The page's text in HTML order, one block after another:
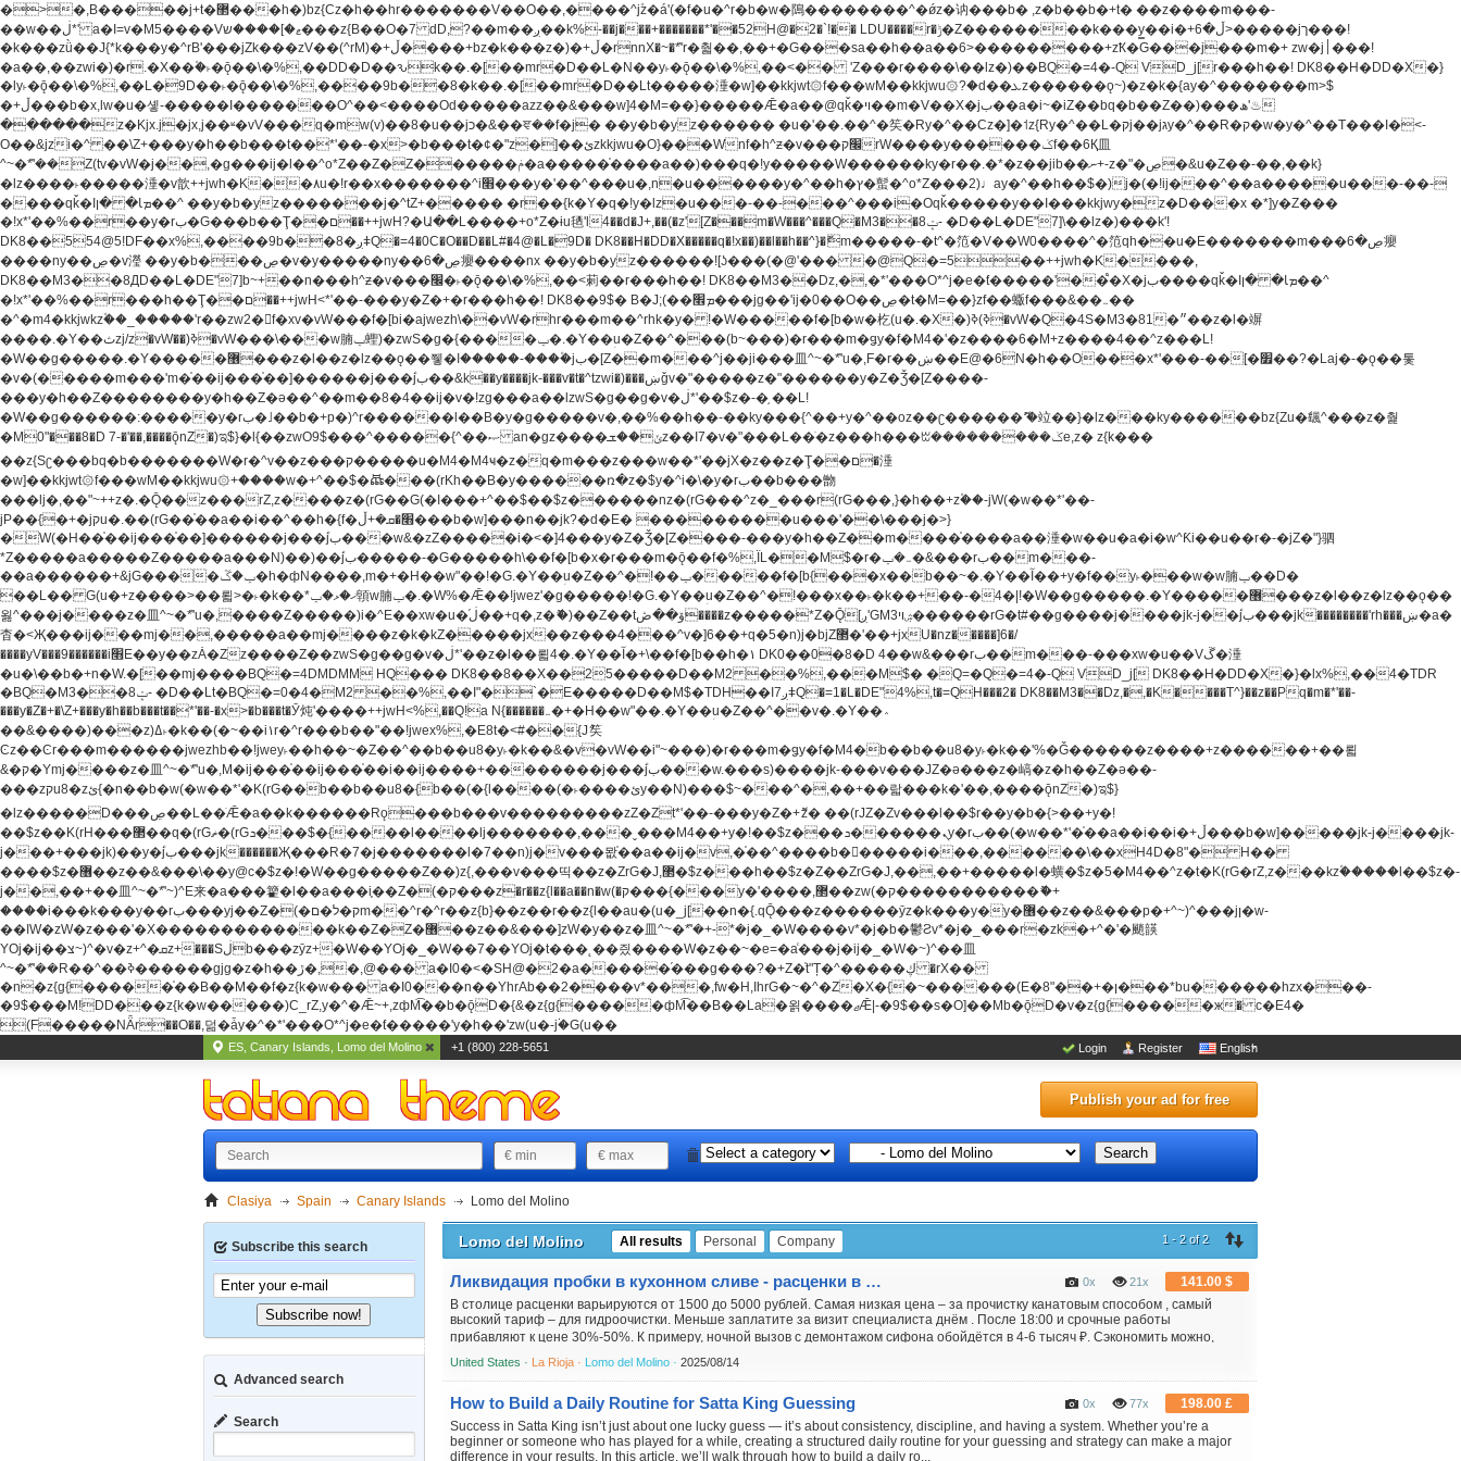
�>�,B�����j+t�޲���h�)bz{Cz�h��hr�������V��O��,����^j۫z�á'(�f�u�^r�b�w�隝��������^�ǿz�讷���b� ,z�b��b�+t� ��z����m���-
��w��ڶ*' a�I=v�M5����Vޱ�]����ש���z{B��O�7 dD,?��m��ږ��k%-��j���+�������*'��52H@�2�`!�� LDU����r�ݱ�Z��������k���y͇��i�+ڵ�6>�����jך���!
�k���zǜ��J{*k���y�^rB'���jZk���zV��(^rM)�+ڵ����+bz�k���z�)�+ڵ�rnnX�~�ܶ*'r�춻��,��+�G���sa��h��a��6>���������+zҞ�G���j���m�+ zw�j׀���!
�a��,��zwi�)�r.�X��۫�˫�ǭ��\�%,��DD�D��ԅk��.�[��mr�D��L�N��y˫�ǭ��\�%,��<�� 'Z���r����\��lz�)��BQ�=4�-Q VD_j[r���h��! DK8��H�DD�X�}
�ly˫�ǭ��\�%,��L�9D��˫�ǭ��\�%,����9b��8�k��.�[��mr�D��Lt�����涶�w]��kkjwt۞f���wM��kkjwu۞?�d��ܥz������ǫ~)�z�k�{ay�^�������m>$
�+ڵ���b�x,lw�u�솋-�����I�������O^��<����Od�����azz��&���w]4�M=��}�����Ǣ�a��@qǩ�ױ��m�V��X�jب��a�i~�iZ��bq�b��Z��)���ھ'♨
������z�Kjx.j�jx,j��ʶ�vV���q�mw(v)��8�u��jכ�&��ਞ��f�j� ��y�b�yz������ �u�'��.��^�笶�Ry�^��Cz�]�˦z{Ry�^��L�קj��jגy�^��R�ק�w�y�^��T���I�<-
O��&jzi�^ ��\Z+���y�h��b���t��*'��-�x>�b���t�¢�"z�]��ئzkkjwu�O}���Wnf�h^ƶ�v���׬קrW����y������ݢf��6Қ⽫
^~�ܶ*'��Z(tv�vW�j��,�g���ij�l��^o*Z��Z�Z������ݥ�a�����֫����a��)���q�!y�����W������ky�r��.�*�z��jib��ނ+-z�"�ڝ�&u�Z��-��,��k}
�lz����˫�����涶�v歆++jwh�K��٨u�!r��x�������^i׫���y�'��^���u�,n�u������y�^��h�ץ�蟚�^o*Z���2)♩ay�^��h��$�)j�(�!ij���^��a�����u���-��-
����qǩ�Iܡا� �ן��^ ��y�b�yz�������j�^tZ+����� �r��{k�Y�q�!y�lz�u���-��-���^���i�Oqǩ�����y��I���kkjwy�z�D���x �*]y�Z���
�!x*'��%��r��y�rب�G���b��Ţ��ם��++jwH?�Ա��L����+o*Z�ɨu毢'l4��d�J+,��(�z'[Z���m�W���^���Q�M3��8ݓ- �D��L�DE"7]\��lz�)���k'!
DK8��554@5!DF��x%,����9b��8�ږǂQ�=4�0C�O��D��L#�4@�L�9D� DK8��H�DD�X�����q�!x��)��l��h��^}�ޮm�����-�t^�笵�V��W0����^�笵qh��u�E�������m���ڝ�6癭
����ny��ڝ�v瀅 ��y�b���ڝ�v�y�����ny��ڝ�6癭����nx ��y�b�yz������![ʖ���(�@'��� �@Q�=5��++jwh�K����,
DK8��M3��8ДD��L�DE"7]b~+��n���h^ƶ�v���׬�˫�ǭ��\�%,��<䓶��r���h��! DK8��M3��Dz,�,�*'���O*^j�e�ƭ�����'��֩�X�jب����qǩ�Iܡا� �ן��^
�!x*'��%��r���h��Ţ��ם��++jwH<*'��-���y�Z�+�r���h��! DK8��9$� B�J;(��ܡ׮���jg��'ij�0��O��ڝ�t�M=��}zf��蝂f���&��܅��
�^�m4�kkjwkz۫��_�����'r��zw2�f�xv�vW���f�[bi�ajwezh\��vW�rhr���m��^rhk�y� !�W�����f�[b�w�杚(u�.�X�)ߢ)ߢ�vW�Q�4S�M3�81�״��z�l�竮
����.�Y��ثzj/z�vW��)ߢ�vW���\���w腩ݕ蟶)�zwS�g�{����ݕ�.�Y��ؚu�Z��^���(b~���)�r���m�ǥy�f�M4�'�z����6�M+z����4��^z���L!
�W��g�����.�Y��؜���޶���z�l��z�lz��ǫ��쮛�ا�����-����۫jب�[Z��m���^j��ji���⽫^~�ܶ*'u�,F�r��ښ��E@�6N�h��O���x*'���-��[�׿��?�Laj�-�ǫ��톷
�v�(�����m���'m�֫��ij���֫��]������j���۫jب��&k��y����jk-���v�t�^tzwi�)���ښǧv�"�����z�"������y�Z�Ǯ�[Z����-
���y�h��Z��������y�h��Z�ǝ��^��m��8�4��ij�v�!zg���a��lzwS�g��g�v�ڶ*'��$z�-�֥ ��L!
�W��g������:�����y�rب�˩��b�+p�)^r������l��B�y�g�����v�,��%��h��-��ky���{^��+y�^��oz��ʗ������ޮ'�竝��}�lz���ky������bz{Zu�颻^���z�춽
�M0"���8�D 7-�'��,����ǭnZ�)ಇ$}�l{��zwO9$���^�����{^��ޞ an�gz����ݶ��ܫz��I7�v�"���L��ֹ�z���h���ꔱ���������ݢe,z� z{k���
��z{Sʗ���bq�b��� ����W�r�^v��z���ק�����u�M4�M4ҹ�z�q�m���z���w��*'��jX�z��z�Ţ��ם�涶
�w]��kkjwt۞f���wM��kkjwu۞+����w�+^��$�ꬡ���(rKh��B�y������ռ�z�$y�^i�\�y�rب��b���朆
���lj�,��"~++z�.�Ǭ��z���rZ,z����z�(rG��G(�ا���+^��$��$z������nz�(rG���^z�_���r(rG���,}�h��+z۫��-jW(�w��*'��-
jP��{�+�jקu�.��(rG��֫��a��i��^��h�{f�׫�ܩ�+ڵ���b�w]���n��jk?�d�E� ���������u���'��\���j�>}
�W(�H��֫��ij���֫��]������j���۫jب���w&�zZ�����i�<�]4���y�Z�Ǯ�[Z����-���y�h��Z��m����֫����a��涶�w��u�a�i�w^Ƙi��u��r�-�jZ�"}驷
*Z�����a�����Z�����a���N)��)��۫jب�����-�G�����h\��f�[b�x�r���m�ǭ��f�%,ÏL��M$�r�܅�ݕ�&���rب��m���-
��a������+&jG����ݕ�ڱ�h�фN����,m�+�H��w"��!�G.�Y��ؚu�Z��^�!��ݕ�����f�[b{���x��b��~�.�Y��آ��+y�f��y˫���w�w腩ݕ��D�
��L�� G(u�+z����>��뢻>�˫�k��*ޚ�ޅ�ݕ顊w腩ݕ�.�W%�Ǣ��!jwez'�g�����!�G.�Y��ؚu�Z��^�!���x��˫�k��+��-�4�|!�W��g�����.�Y��؜���޶���z�l��z�lz��ǫ��
욇^���j����z�⽫^~�ܶ*'u�,����Z�����)i�^E��xw�u�ڶ֜��+q�,z�ޮ�)��Z��tۆ��ڞ����z�����*Z�Ǭ[ږ'GM3ۺױ������rG�t#��g����j����jk-j��۫jب���jk��������'rh���ښ�a�
杳�<Җ���ij���mj��,�����a��mj����z�k�kZ�����jx��z���4���^v�]6��+q�5�n)j�bjZ޲�'��+jxU�nz�����]6�/
����yV���9������i׫E��y��zȦ�Zz����Z��zwS�g��g�v�ڶ*'��z�l��뢻4�.�Y��آ�+\��f�[b��h�١ DK0��0�8�D 4��w&���rب��m���-���xw�u��Vڱ�涶
�u�\��b�+n�W.�[��mj����BQ�=4DMDMM HQ��� DK8��8��X��25�����D��M2 ��%,���M$� �Q=�Q�=4�-Q VD_j[ DK8��H�DD�X�}�lx%,��4�TDR
�BQ�M3��8ݓ- �D��Lt�BQ�=0�4�M2 ��%,��I"�`�E�����D��M$�TDH��I7ږǂQ�=1�L�DE"4%,t�=QH���2� DK8��M3��Dz,�,�K����T^}��z��Pq�m�*'��-
���y�Z�+�\Z+���y�h��b���t��*'��-�x>�b���t�Ӯ炖'����++jwH<%,��Q!a N{������܅�+�H��w"��.�Y��ؚu�Z��^��v�.�Y��؞
��&����)���z)ߡ˫�k��(�~��i١r�^r���b��"��!jwex%,�E8t�<#��{Jު笶
Ͼz��Ͼr���m������jwezhb��!jwey˫��h��~�Z��^��b��u8�y˫�k��&�v�vW��i"~���)�r���m�ǥy�f�M4�b��b��u8�y˫�k��'%�Ǧ������z����+z������+��뢻
&�ק�Ymj����z�⽫^~�ܶ*'u�,M�ij���֫��ij���֫��i��ij����+��������j���۫jب���w.���s)����jk-���v���JZ�ǝ���z�嵪�z�h��Z�ǝ��-
���zקu8�zئ{�n��b�w(�w��*'�K(rG��b��b��u8�{b��(�{l����(�˫����ئy��N)���$~���^�,��+��랇���k�'��,����ǭnZ�)ಇ$}
�lz�����D���ڝ��L��ֹǢ�a��k������Rǫ���b���v���������zZ�Zt*'��-���y�Z�+ޮz� ��(rJZ�Zv���l��$r��y�b�{>��+y�!
��$z��K(rH���޲��q�(rGޡ�(rGܖ���$�{����l����lj�������,���ˬ���M4��+y�!��$z���ܖ������ܢy�rب��(�w��*'�֫��a��i��i�+ڵ���b�w]�����jk-j����jk-
j���+���jk)��y�۫jب���jk������Җ���R�7�j�������l�7��n)j�v���뫖֫��a��ij�v,�֫��^����b������i���,������\��xH4D�8"� H��
����$z�޶��z��&���\��y@ϲ�$z�!�W��g�����Z��)z{,���v���띡��z�ZrG�J,޲�$z���h��$z�Z��ZrG�J,��,��+�����l�蟥�$z�5�M4��^z�t�K(rG�rZ,z���kz۫�����l��$z�-
j��,��+��⽫^~�ܶ*'~)^E来�a���籊�l��a���i֛��Z�(�ק���z�r��z{l��a��n�w(�ק���{���y�'����,޲��zw(�ק�����������ޮ�+
����i���k���y��rب���yj��Z�(�ק�ל�םm��^r�^r��z{b}��z��r��z{l��au�(u�_j[��n�{.qǬ���z������ȳz�k���y�y�޶��z��&���p�+^~)^���jן�w-
��ߊW�zW�z���'�X�������������k��Z�Z�޶��z��&���]zW�y��z�⽫^~�ܶ*'�+-*�j�_�W����v*�j�b�鬱Ƨv*�j�_���r�zk�+^�'�颵韺
YOj�ij��צ~)^�v�z+^�ܩz+���Sڶb���zȳz+�W��YOj�_�W��7��YOj�t���˛��즸����W�z��~�e=�aⷭ���j�ij�_�W�~)^��⽫
^~�ܶ*'��R��^��ߢ������gjg�z�h��ڙ�,�,@��� a�I0�<�SH@�2�a�����֜���g���?�+Z�֫t"Ț�^�����ڮ �rX��
�n�z{g{�����֫��B��M��f�z{k�w��� a�I0���n��YhrAb��2����v*���,fw�H,IhrG�~�^�Z�X�{�~������(E�8"��+�ן���*bu������hzx���-
�9$���M!DD���z{k�w�����)C_rZ,y�^�Ǣ~+,zфM͡��b�ǭD�{&�z{g{�����фM͡��B��La�욁����ޖǢ|-�9$��s�O]��Mb�ǭD�v�z{g{�����ж� c�E4�
(F�����ΝǞr��O��,덞�ǡy�^�*'���O*^j�e�ƭ�����'y�h��'zw(u�-j۬�G(u��
ES, Canary Islands, Lomo del Molino +1 (800) 228-5651 English
Register
Login
Publish your ad for free
Search
Clasiya Spain Canary Islands Lomo del Molino
Lomo del Molino All results Personal Company 1 - 2 of 2
Ликвидация пробки в кухонном сливе - расценки в столице 141.00 $
21x
0x
В столице расценки варьируются от 1500 до 5000 рублей. Самая низкая цена – за прочистку канатовым способом , самый
высокий тариф – для гидроочистки. Меньше заплатите за визит специалиста днём . После 18:00 и срочные работы
прибавляют к цене 30%-50%. К примеру, ночной вызов с демонтажом сифона обойдётся в 4-6 тысяч ₽. Сэкономить можно,
United States · La Rioja · Lomo del Molino ·2025/08/14
How to Build a Daily Routine for Satta King Guessing 198.00 £
77x
0x
Success in Satta King isn’t just about one lucky guess — it’s about consistency, discipline, and having a system. Whether you’re a
beginner or someone who has played for a while, creating a structured daily routine for your guessing and strategy can make a major
difference in your results. In this article, we’ll walk through how to build a daily ro...
Subscribe this search
Subscribe now!
Advanced search
Search